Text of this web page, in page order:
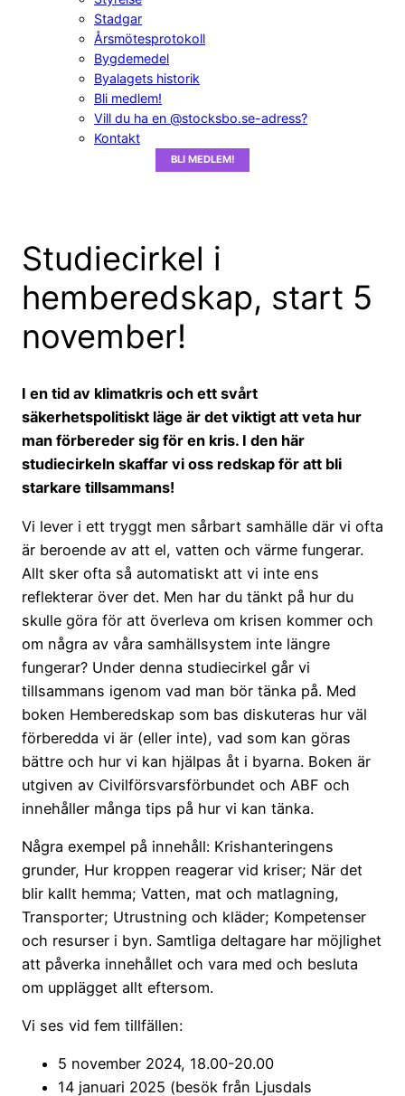
Stadgar
Årsmötesprotokoll
Bygdemedel
Byalagets historik
Bli medlem!
Vill du ha en @stocksbo.se-adress?
Kontakt
BLI MEDLEM!
Studiecirkel i
hemberedskap, start 5
november!
I en tid av klimatkris och ett svårt
säkerhetspolitiskt läge är det viktigt att veta hur
man förbereder sig för en kris. I den här
studiecirkeln skaffar vi oss redskap för att bli
starkare tillsammans!
Vi lever i ett tryggt men sårbart samhälle där vi ofta
är beroende av att el, vatten och värme fungerar.
Allt sker ofta så automatiskt att vi inte ens
reflekterar över det. Men har du tänkt på hur du
skulle göra för att överleva om krisen kommer och
om några av våra samhällsystem inte längre
fungerar? Under denna studiecirkel går vi
tillsammans igenom vad man bör tänka på. Med
boken Hemberedskap som bas diskuteras hur väl
förberedda vi är (eller inte), vad som kan göras
bättre och hur vi kan hjälpas åt i byarna. Boken är
utgiven av Civilförsvarsförbundet och ABF och
innehåller många tips på hur vi kan tänka.
Några exempel på innehåll: Krishanteringens
grunder, Hur kroppen reagerar vid kriser; När det
blir kallt hemma; Vatten, mat och matlagning,
Transporter; Utrustning och kläder; Kompetenser
och resurser i byn. Samtliga deltagare har möjlighet
att påverka innehållet och vara med och besluta
om upplägget allt eftersom.
Vi ses vid fem tillfällen:
5 november 2024, 18.00-20.00
14 januari 2025 (besök från Ljusdals